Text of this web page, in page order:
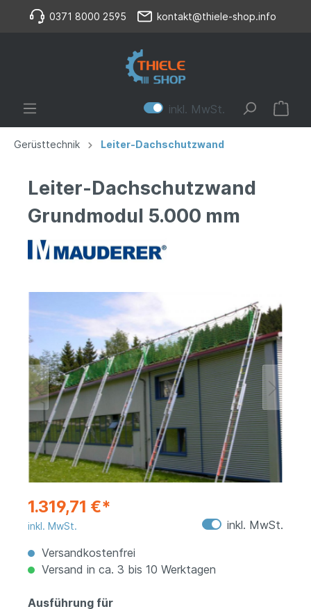
0371 8000 2595 kontakt@thiele-shop.info
inkl. MwSt.
Gerüsttechnik Leiter-Dachschutzwand
Leiter-Dachschutzwand
Grundmodul 5.000 mm
1.319,71 €*
inkl. MwSt.
inkl. MwSt.
Versandkostenfrei
Versand in ca. 3 bis 10 Werktagen
Ausführung für